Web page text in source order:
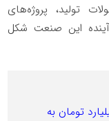
تولید، پروژه‌های
این صنعت شکل
کرمان؛ ۲۰ هزار میلیارد تومان به